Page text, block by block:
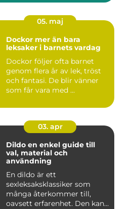
05. maj
Dockor mer än bara
leksaker i barnets vardag
Dockor följer ofta barnet
genom flera år av lek, tröst
och fantasi. De blir vänner
som får vara med ...
03. apr
Dildo en enkel guide till
val, material och
användning
En dildo är ett
sexleksaksklassiker som
många återkommer till,
oavsett erfarenhet. Den kan